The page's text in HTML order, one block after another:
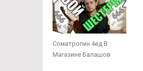
Cоматропин 4ед В
Магазине Балашов